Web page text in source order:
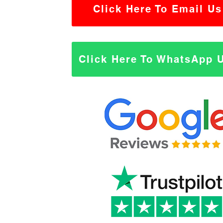
Click Here To Email Us
Click Here To WhatsApp